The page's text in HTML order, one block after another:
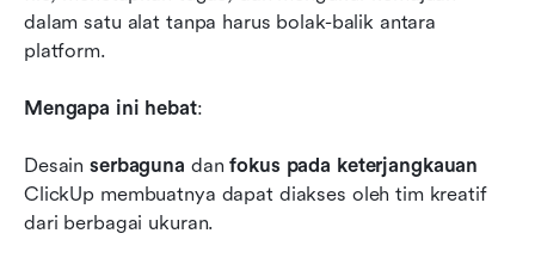
dalam satu alat tanpa harus bolak-balik antara
platform.
Mengapa ini hebat:
Desain serbaguna dan fokus pada keterjangkauan
ClickUp membuatnya dapat diakses oleh tim kreatif
dari berbagai ukuran.